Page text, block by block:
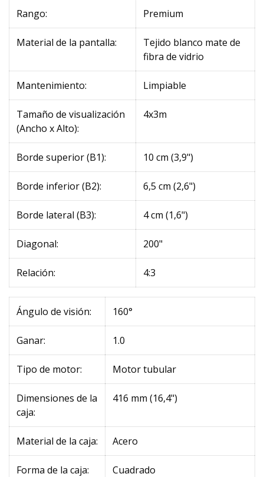
Rango: Premium
Material de la pantalla:
Tejido blanco mate de
fibra de vidrio
Mantenimiento: Limpiable
Tamaño de visualización
(Ancho x Alto):
4x3m
Borde superior (B1): 10 cm (3,9")
Borde inferior (B2): 6,5 cm (2,6")
Borde lateral (B3): 4 cm (1,6")
Diagonal: 200"
Relación: 4:3
Ángulo de visión: 160°
Ganar: 1.0
Tipo de motor: Motor tubular
Dimensiones de la
caja:
416 mm (16,4")
Material de la caja: Acero
Forma de la caja: Cuadrado